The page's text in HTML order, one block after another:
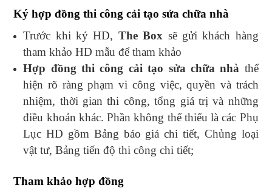
Ký hợp đồng thi công cải tạo sửa chữa nhà
Trước khi ký HD, The Box sẽ gửi khách hàng
tham khảo HD mẫu để tham khảo
Hợp đồng thi công cải tạo sửa chữa nhà thể
hiện rõ ràng phạm vi công việc, quyền và trách
nhiệm, thời gian thi công, tổng giá trị và những
điều khoản khác. Phần không thể thiếu là các Phụ
Lục HD gồm Bảng báo giá chi tiết, Chủng loại
vật tư, Bảng tiến độ thi công chi tiết;
Tham khảo hợp đồng